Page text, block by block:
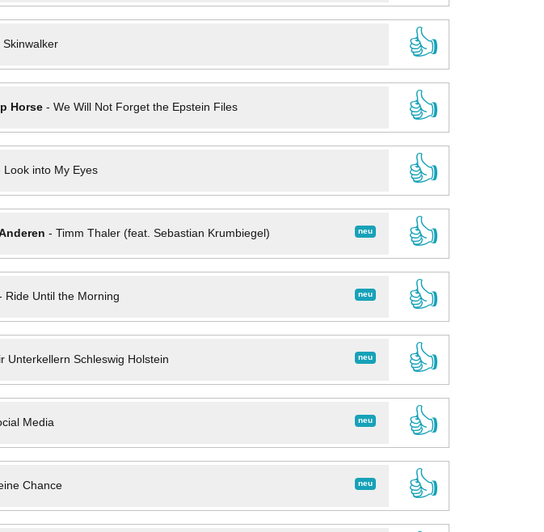
Skinwalker
👍
Horse- We Will Not Forget the Epstein Files
👍
Look into My Eyes
👍
neu
- Timm Thaler (feat. Sebastian Krumbiegel)
👍
neu
Ride Until the Morning
👍
neu
Unterkellern Schleswig Holstein
👍
neu
Media
👍
neu
Chance
👍